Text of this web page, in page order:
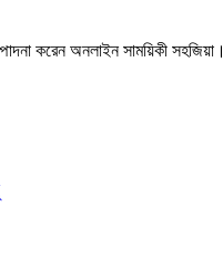
করেন অনলাইন সাময়িকী সহজিয়া।